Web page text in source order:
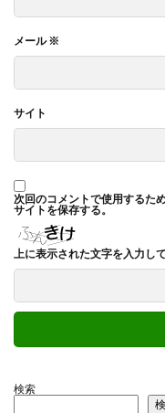
メール※
サイト
次回のコメントで使用するた
サイトを保存する。
上に表示された文字を入力し
検索